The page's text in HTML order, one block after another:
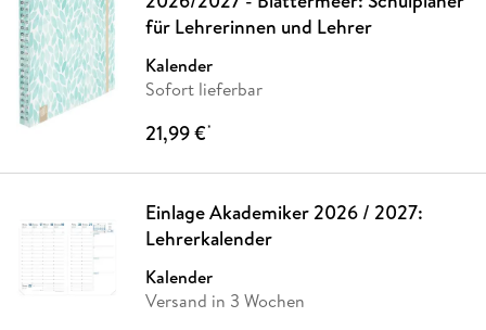
für Lehrerinnen und Lehrer
Kalender
Sofort lieferbar
21,99 €*
Einlage Akademiker 2026 / 2027:
Lehrerkalender
Kalender
Versand in 3 Wochen